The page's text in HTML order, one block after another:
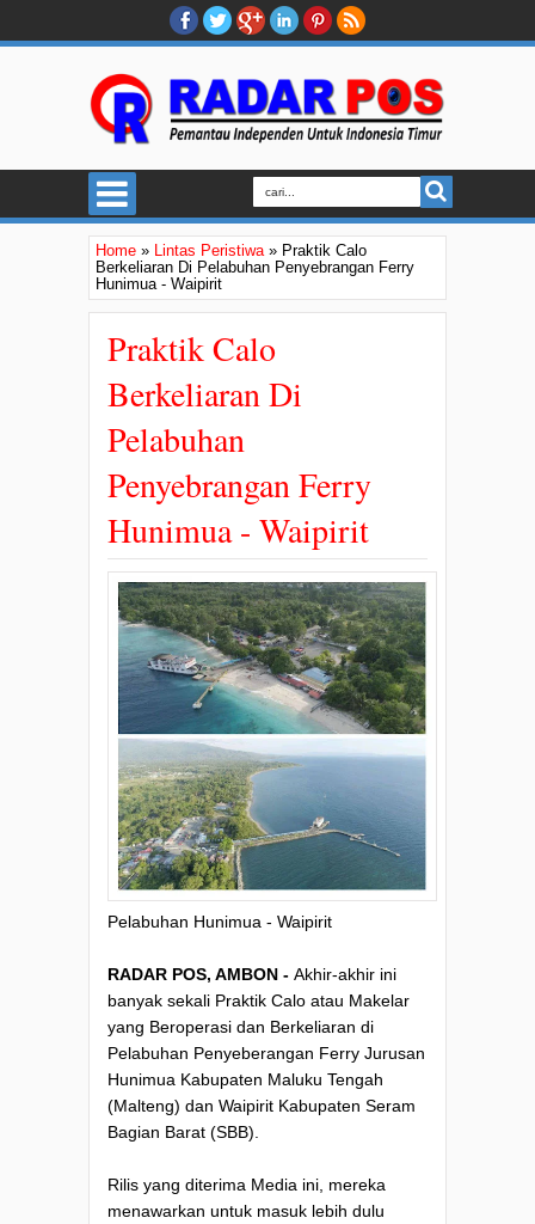
Home » Lintas Peristiwa» Praktik Calo
Berkeliaran Di Pelabuhan Penyebrangan Ferry
Hunimua - Waipirit
Praktik Calo
Berkeliaran Di
Pelabuhan
Penyebrangan Ferry
Hunimua - Waipirit
Pelabuhan Hunimua - Waipirit
RADAR POS, AMBON - Akhir-akhir ini
banyak sekali Praktik Calo atau Makelar
yang Beroperasi dan Berkeliaran di
Pelabuhan Penyeberangan Ferry Jurusan
Hunimua Kabupaten Maluku Tengah
(Malteng) dan Waipirit Kabupaten Seram
Bagian Barat (SBB).
Rilis yang diterima Media ini, mereka
menawarkan untuk masuk lebih dulu